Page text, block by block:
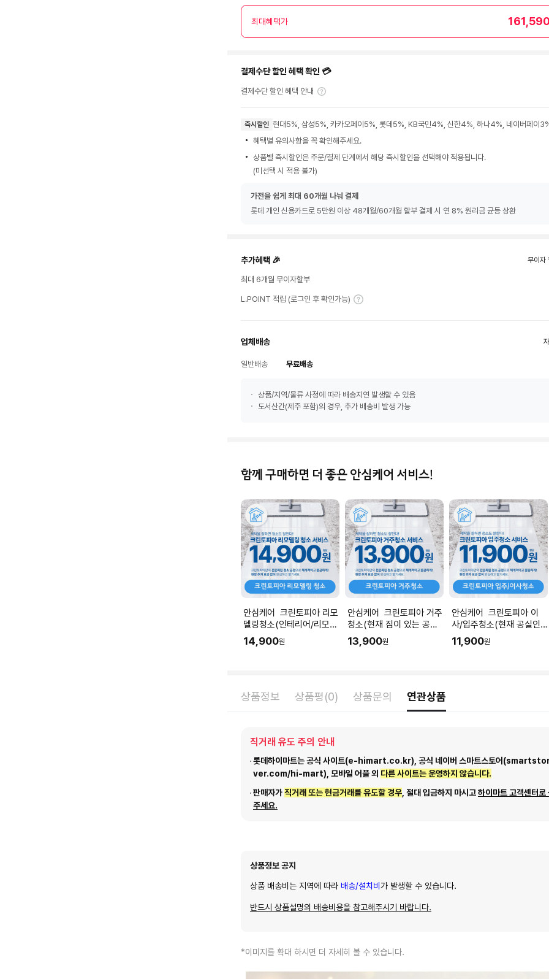
최대혜택가
결제수단 할인 혜택 확인 💳
결제수단 할인 혜택 안내
즉시할인 현대5%, 삼성5%, 카카오페이5%, 롯데5%, KB국민4%, 신한4%, 하나4%, 네이버페이
혜택별 유의사항을 꼭 확인해주세요.
상품별 즉시할인은 주문/결제 단계에서 해당 즉시할인을 선택해야 적용됩니다.
(미선택 시 적용 불가)
가전을 쉽게 최대 60개월 나눠 결제
롯데 개인 신용카드로 5만원 이상 48개월/60개월 할부 결제 시 연 8% 원리금 균등 상환
추가혜택 🎉 무이자
최대 6개월 무이자할부
L.POINT 적립 (로그인 후 확인가능)
업체배송
일반배송 무료배송
상품/지역/물류 사정에 따라 배송지연 발생할 수 있음
도서산간(제주 포함)의 경우, 추가 배송비 발생 가능
함께 구매하면 더 좋은 안심케어 서비스!
안심케어 크린토피아 리모
델링청소(인테리어/리모델
링 공사 직후) I 공간 평수
에 맞춰 수량을 입력해주세
14,900원
안심케어 크린토피아 거주
청소(현재 짐이 있는 공간
청소) I 공간 평수에 맞춰
수량을 입력해주세요.
13,900원
안심케어 크린토피아 이
사/입주청소(현재 공실인
공간청소) I 공간 평수에 맞
춰 수량을 입력해주세요.
11,900원
상품정보 상품평(0) 상품문의 연관상품
직거래 유도 주의 안내
롯데하이마트는 공식 사이트(e-himart.co.kr), 공식 네이버 스마트스토어
ver.com/hi-mart), 모바일 어플 외 다른 사이트는 운영하지 않습니다.
판매자가직거래 또는 현금거래를 유도할 경우 , 절대 입금하지 마시고하이마트 고객센터로
주세요.
상품정보 공지
상품 배송비는 지역에 따라 배송/설치비 가 발생할 수 있습니다.
반드시 상품설명의 배송비용을 참고해주시기 바랍니다.
*이미지를 확대 하시면 더 자세히 볼 수 있습니다.